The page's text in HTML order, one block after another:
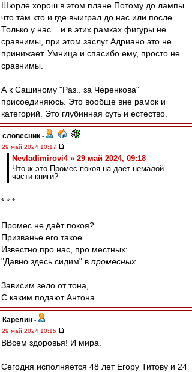
Шюрле хорош в этом плане Потому до лампы
что там кто и где выиграл до нас или после.
Только у нас .. и в этих рамках фигуры не
сравнимы, при этом заслуг Адриано это не
принижает. Умница и спасибо ему, просто не
сравнимы.
А к Сашиному "Раз.. за Черенкова"
присоединяюсь. Это вообще вне рамок и
категорий. Это глубинная суть и естество.
словесник -
29 май 2024 10:17
Nevladimirovi4 » 29 май 2024, 09:18
Что ж это Промес покоя на даёт немалой
части книги?
* * *
Промес не даёт покоя?
Призванье его такое.
Известно про нас, про местных:
"Давно здесь сидим" в промесных
Зависим зело от тона,
С каким подают Антона.
Карелин -
29 май 2024 10:15
ВВсем здоровья! И мира.
Сегодня исполняется 48 лет Егору Титову и 24